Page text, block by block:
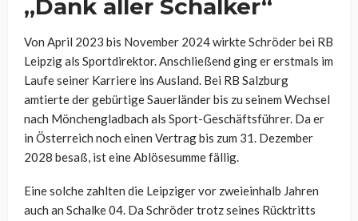
„Dank aller Schalker“
Von April 2023 bis November 2024 wirkte Schröder bei RB
Leipzig als Sportdirektor. Anschließend ging er erstmals im
Laufe seiner Karriere ins Ausland. Bei RB Salzburg
amtierte der gebürtige Sauerländer bis zu seinem Wechsel
nach Mönchengladbach als Sport-Geschäftsführer. Da er
in Österreich noch einen Vertrag bis zum 31. Dezember
2028 besaß, ist eine Ablösesumme fällig.
Eine solche zahlten die Leipziger vor zweieinhalb Jahren
auch an Schalke 04. Da Schröder trotz seines Rücktritts